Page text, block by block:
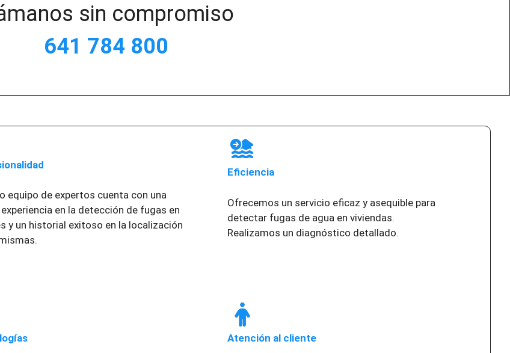
sin compromiso
641 784 800
equipo de expertos cuenta con una
en la detección de fugas en
y un historial exitoso en la localización
Eficiencia
Ofrecemos un servicio eficaz y asequible para
detectar fugas de agua en viviendas.
Realizamos un diagnóstico detallado.
Atención al cliente